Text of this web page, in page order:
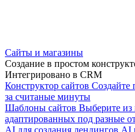
Сайты и магазины
Создание в простом
Интегрировано в CRM
Конструктор сайтов
за считаные минуты
Шаблоны сайтов Выберите из
адаптированных под разные